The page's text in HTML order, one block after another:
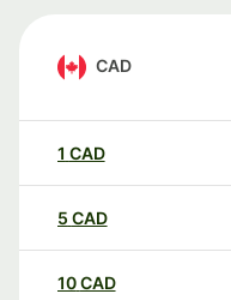
CAD
1 CAD
5 CAD
10CAD